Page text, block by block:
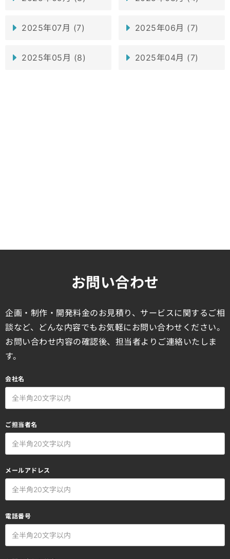
2025年07月 (7) 2025年06月 (7)
2025年05月 (8) 2025年04月 (7)
お問い合わせ
企画・制作・開発料金のお見積り、サービスに関するご相
談など、どんな内容でもお気軽にお問い合わせください。
お問い合わせ内容の確認後、担当者よりご連絡いたしま
す。
会社名
ご担当者名
メールアドレス
電話番号